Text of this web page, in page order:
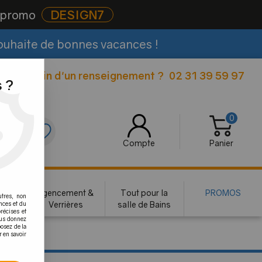
DESIGN7
de bonnes vacances !
Besoin d'un renseignement ? 02 31 39 59 97
Compte
0
Panier
Agencement &
Verrières
Tout pour la
salle de Bains
PROMOS
?
non
et du
et
donnez
de la
en savoir